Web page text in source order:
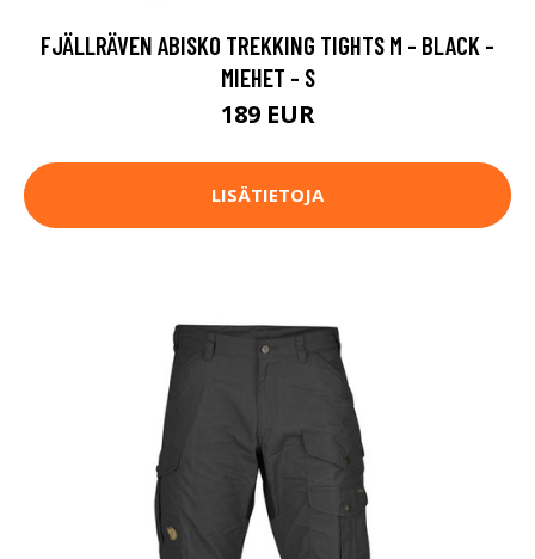
FJÄLLRÄVEN ABISKO TREKKING TIGHTS M - BLACK -
MIEHET - S
189 EUR
LISÄTIETOJA